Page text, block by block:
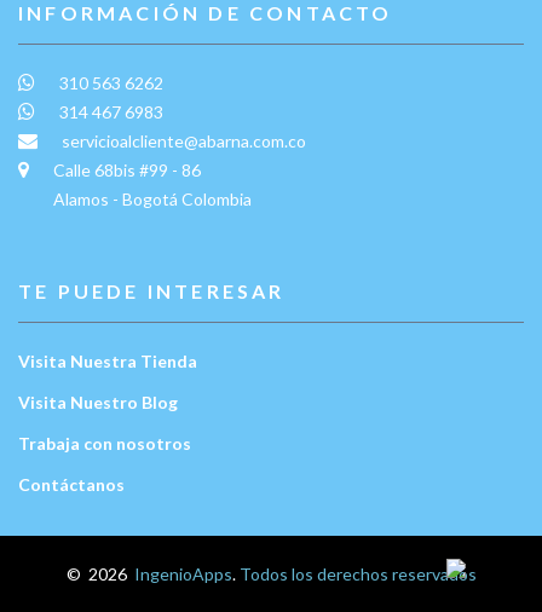
INFORMACIÓN DE CONTACTO
310 563 6262
314 467 6983
servicioalcliente@abarna.com.co
Calle 68bis #99 - 86
Alamos - Bogotá Colombia
TE PUEDE INTERESAR
Visita Nuestra Tienda
Visita Nuestro Blog
Trabaja con nosotros
Contáctanos
© 2026 IngenioApps. Todos los derechos reservados